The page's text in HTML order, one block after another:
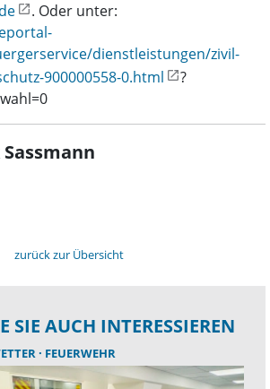
. Oder unter:
dienstleistungen/zivil-
900000558-0.html
?
zurück zur Übersicht
SIE AUCH INTERESSIEREN
FEUERWEHR